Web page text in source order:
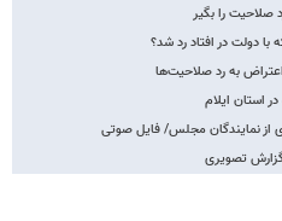
صلاحیت را بگیر
به رد صلاحیت‌ها
استان ایلام
از نمایندگان مجلس/ فایل صوتی
تصویری